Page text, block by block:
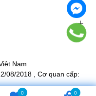
0 0
Nam
08/2018 , Cơ quan cấp: